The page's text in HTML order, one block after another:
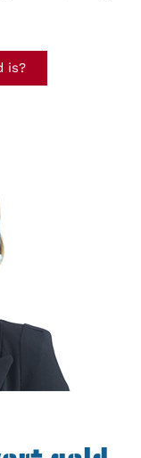
is?